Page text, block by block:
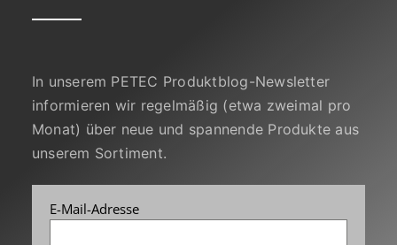
In unserem PETEC Produktblog-Newsletter
informieren wir regelmäßig (etwa zweimal pro
Monat) über neue und spannende Produkte aus
unserem Sortiment.
E-Mail-Adresse